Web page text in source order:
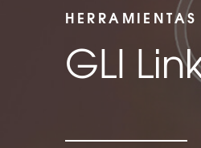
HERRAMIENTAS
GLI